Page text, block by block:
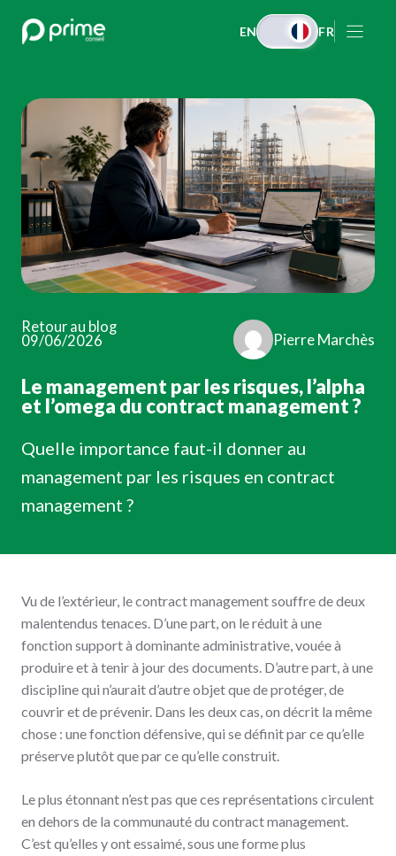
EN FR
Retour au blog
09/06/2026
Pierre Marchès
Le management par les risques, l’alpha
et l’omega du contract management ?
Quelle importance faut-il donner au
management par les risques en contract
management ?
Vu de l’extérieur, le contract management souffre de deux
malentendus tenaces. D’une part, on le réduit à une
fonction support à dominante administrative, vouée à
produire et à tenir à jour des documents. D’autre part, à une
discipline qui n’aurait d’autre objet que de protéger, de
couvrir et de prévenir. Dans les deux cas, on décrit la même
chose : une fonction défensive, qui se définit par ce qu’elle
préserve plutôt que par ce qu’elle construit.
Le plus étonnant n’est pas que ces représentations circulent
en dehors de la communauté du contract management.
C’est qu’elles y ont essaimé, sous une forme plus